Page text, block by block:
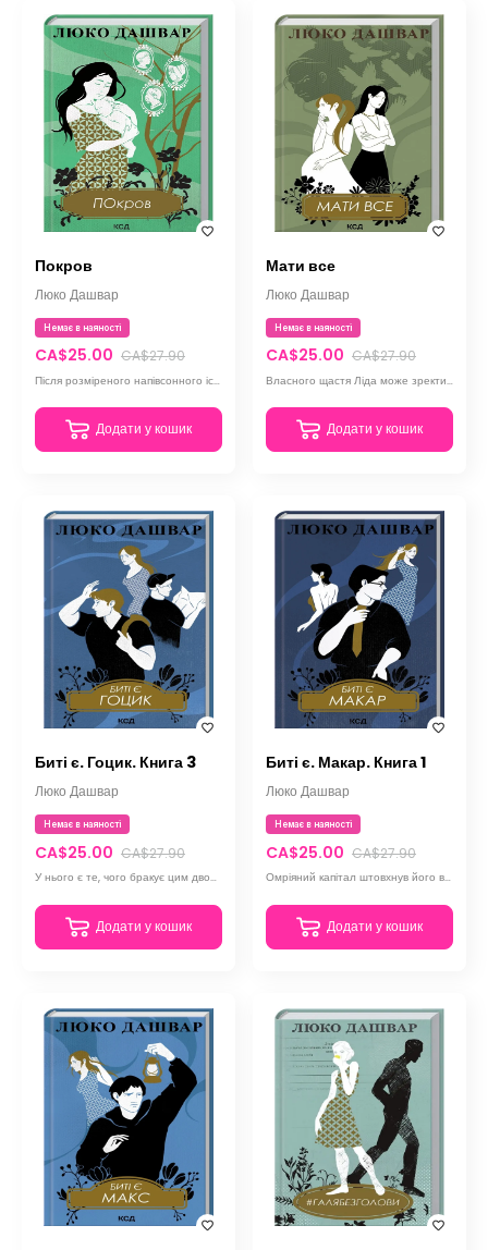
Покров
Люко Дашвар
Немає в наяності
CA$25.00 CA$27.90
Після розміреного напівсонного існування дівчина опиняється у вирі подій і несподіваних зустрічей
Додати у кошик
Мати все
Люко Дашвар
Немає в наяності
CA$25.00 CA$27.90
Власного щастя Ліда може зректися сама. Адже мати все - і втратити, виявляється, не так і складно
Додати у кошик
Биті є. Гоцик. Книга 3
Люко Дашвар
Немає в наяності
CA$25.00 CA$27.90
У нього є те, чого бракує цим двом, - власні «принципи». Такі його правила життя, його свободи
Додати у кошик
Биті є. Макар. Книга 1
Люко Дашвар
Немає в наяності
CA$25.00 CA$27.90
Омріяний капітал штовхнув його в обійми впливової Марти - тоді він зробив свій перший крок угору
Додати у кошик